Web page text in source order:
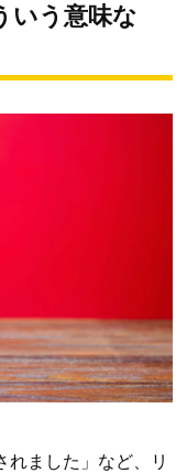
いう意味な
れました」など、リ